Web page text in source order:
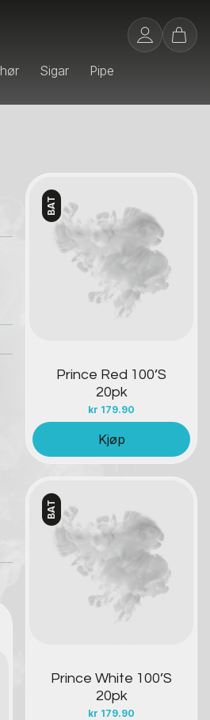
Sigar Pipe
BAT
Prince Red 100’S
20pk
kr 179.90
Kontakt oss
Kjøp
BAT
Prince White 100’S
20pk
kr 179.90
Kontakt oss